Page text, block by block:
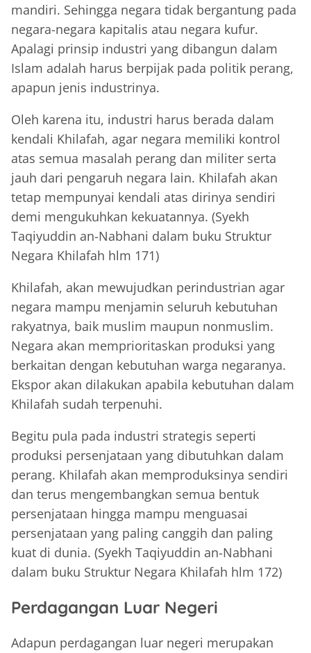
mandiri. Sehingga negara tidak bergantung pada
negara-negara kapitalis atau negara kufur.
Apalagi prinsip industri yang dibangun dalam
Islam adalah harus berpijak pada politik perang,
apapun jenis industrinya.
Oleh karena itu, industri harus berada dalam
kendali Khilafah, agar negara memiliki kontrol
atas semua masalah perang dan militer serta
jauh dari pengaruh negara lain. Khilafah akan
tetap mempunyai kendali atas dirinya sendiri
demi mengukuhkan kekuatannya. (Syekh
Taqiyuddin an-Nabhani dalam buku Struktur
Negara Khilafah hlm 171)
Khilafah, akan mewujudkan perindustrian agar
negara mampu menjamin seluruh kebutuhan
rakyatnya, baik muslim maupun nonmuslim.
Negara akan memprioritaskan produksi yang
berkaitan dengan kebutuhan warga negaranya.
Ekspor akan dilakukan apabila kebutuhan dalam
Khilafah sudah terpenuhi.
Begitu pula pada industri strategis seperti
produksi persenjataan yang dibutuhkan dalam
perang. Khilafah akan memproduksinya sendiri
dan terus mengembangkan semua bentuk
persenjataan hingga mampu menguasai
persenjataan yang paling canggih dan paling
kuat di dunia. (Syekh Taqiyuddin an-Nabhani
dalam buku Struktur Negara Khilafah hlm 172)
Perdagangan Luar Negeri
Adapun perdagangan luar negeri merupakan